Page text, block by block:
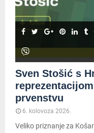
Sven Stošić s
prvenstvu
6. kolovoza 2026.
Veliko priznanje za